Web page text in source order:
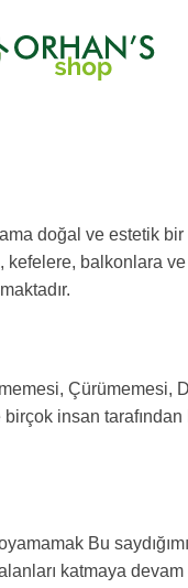
doğal ve estetik
balkonlara
Çürümemesi,
insan
Bu
katmaya